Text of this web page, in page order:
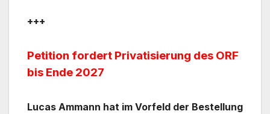
+++
Petition fordert Privatisierung des ORF
bis Ende 2027
Lucas Ammann hat im Vorfeld der Bestellung